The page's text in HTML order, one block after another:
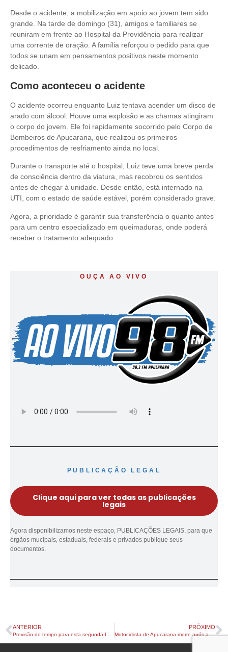
Desde o acidente, a mobilização em apoio ao jovem tem sido
grande. Na tarde de domingo (31), amigos e familiares se
reuniram em frente ao Hospital da Providência para realizar
uma corrente de oração. A família reforçou o pedido para que
todos se unam em pensamentos positivos neste momento
delicado.
Como aconteceu o acidente
O acidente ocorreu enquanto Luiz tentava acender um disco de
arado com álcool. Houve uma explosão e as chamas atingiram
o corpo do jovem. Ele foi rapidamente socorrido pelo Corpo de
Bombeiros de Apucarana, que realizou os primeiros
procedimentos de resfriamento ainda no local.
Durante o transporte até o hospital, Luiz teve uma breve perda
de consciência dentro da viatura, mas recobrou os sentidos
antes de chegar à unidade. Desde então, está internado na
UTI, com o estado de saúde estável, porém considerado grave.
Agora, a prioridade é garantir sua transferência o quanto antes
para um centro especializado em queimaduras, onde poderá
receber o tratamento adequado.
OUÇA AO VIVO
PUBLICAÇÃO LEGAL
Clique aqui para ver todas as publicações
legais
Agora disponibilizamos neste espaço, PUBLICAÇÕES LEGAIS, para que
órgãos mucipais, estaduais, federais e privados publique seus
documentos.
ANTERIOR PRÓXIMO
Motociclista de Apucarana morre após acidente e incêndio na PR-445, em Mauá da Serra